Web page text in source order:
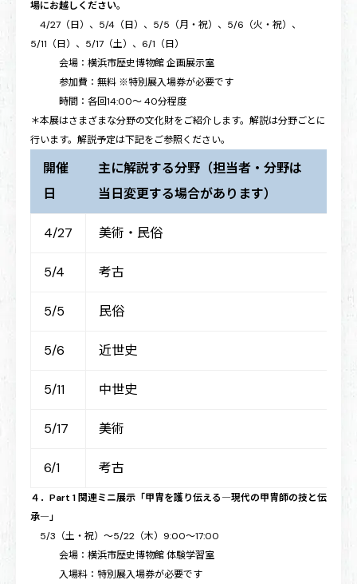
場にお越しください。
4/27（日）、5/4（日）、5/5（月・祝）、5/6（火・祝）、
5/11（日）、5/17（土）、6/1（日）
会場：横浜市歴史博物館 企画展示室
参加費：無料 ※特別展入場券が必要です
時間：各回14:00～ 40分程度
＊本展はさまざまな分野の文化財をご紹介します。解説は分野ごとに
行います。解説予定は下記をご参照ください。
開催
日
主に解説する分野（担当者・分野は
当日変更する場合があります）
4/27 美術・民俗
5/4 考古
5/5 民俗
5/6 近世史
5/11 中世史
5/17 美術
6/1 考古
４．Part 1 関連ミニ展示「甲冑を護り伝える―現代の甲冑師の技と伝
承―」
5/3（土・祝）～5/22（木）9:00～17:00
会場：横浜市歴史博物館 体験学習室
入場料：特別展入場券が必要です